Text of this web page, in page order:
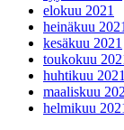
elokuu 2021
heinäkuu 2021
kesäkuu 2021
toukokuu
huhtikuu 2021
maaliskuu
helmikuu